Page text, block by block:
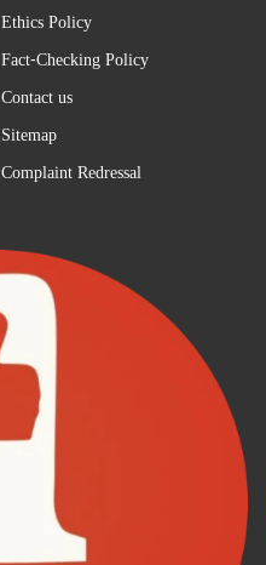
Ethics Policy
Fact-Checking Policy
Contact us
Sitemap
Complaint Redressal